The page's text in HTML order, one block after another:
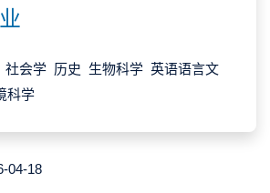
会学 历史 生物科学 英语语言文
科学
04-18